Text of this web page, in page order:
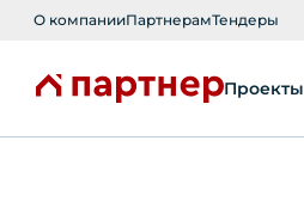
О компанииПартнерамТендеры
Проекты